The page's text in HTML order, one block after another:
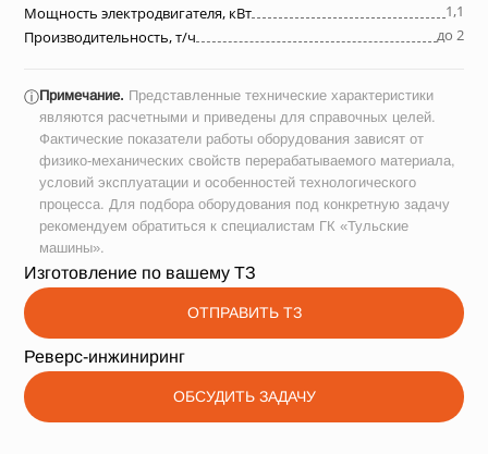
Мощность электродвигателя, кВт
1,1
Производительность, т/ч
до 2
ⓘПримечание. Представленные технические характеристики
являются расчетными и приведены для справочных целей.
Фактические показатели работы оборудования зависят от
физико-механических свойств перерабатываемого материала,
условий эксплуатации и особенностей технологического
процесса. Для подбора оборудования под конкретную задачу
рекомендуем обратиться к специалистам ГК «Тульские
машины».
Изготовление по вашему ТЗ
ОТПРАВИТЬ ТЗ
Реверс-инжиниринг
ОБСУДИТЬ ЗАДАЧУ